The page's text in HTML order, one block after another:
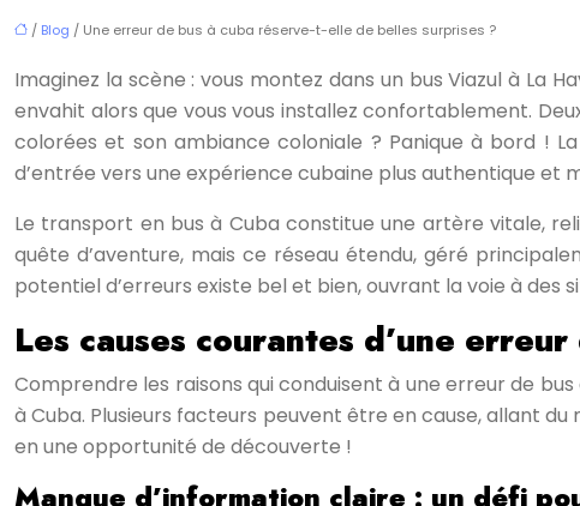
/ Blog / Une erreur de bus à cuba réserve-t-elle de belles surprises ?
Imaginez la scène : vous montez dans un bus Viazul à La
envahit alors que vous vous installez confortablement.
colorées et son ambiance coloniale ? Panique à bord !
d’entrée vers une expérience cubaine plus authentique et
Le transport en bus à Cuba constitue une artère vitale,
quête d’aventure, mais ce réseau étendu, géré
potentiel d’erreurs existe bel et bien, ouvrant la voie à
Les causes courantes d’une
Comprendre les raisons qui conduisent à une erreur de
à Cuba. Plusieurs facteurs peuvent être en cause, allant
en une opportunité de découverte !
Manque d’information claire : un défi